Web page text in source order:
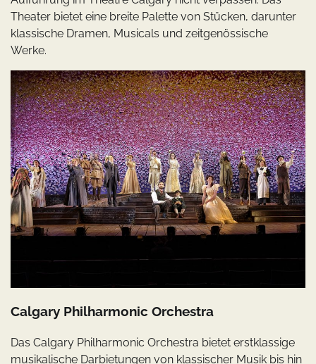
Theater bietet eine breite Palette von Stücken, darunter
klassische Dramen, Musicals und zeitgenössische
Werke.
Calgary Philharmonic Orchestra
Das Calgary Philharmonic Orchestra bietet erstklassige
musikalische Darbietungen von klassischer Musik bis hin